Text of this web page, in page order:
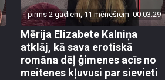
pirms 2 gadiem, 11 mēnešiem 00:03:29
Mērija Elizabete Kalniņa
atklāj, kā sava erotiskā
romāna dēļ ģimenes acīs no
meitenes kļuvusi par sievieti